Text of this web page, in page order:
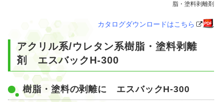
脂・塗料剥離剤
カタログダウンロードはこちら
アクリル系/ウレタン系樹脂・塗料剥離
剤 エスバックH-300
樹脂・塗料の剥離に エスバックH-300